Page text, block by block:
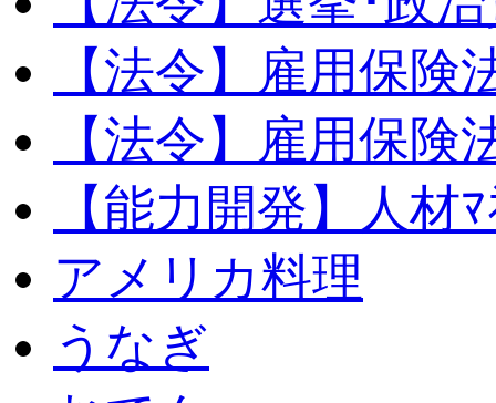
【法令】雇用保険
【法令】雇用保険
【能力開発】人材
アメリカ料理
うなぎ